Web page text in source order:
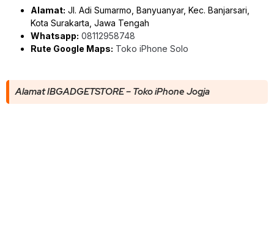
Alamat: Jl. Adi Sumarmo, Banyuanyar, Kec. Banjarsari,
Kota Surakarta, Jawa Tengah
Whatsapp: 08112958748
Rute Google Maps: Toko iPhone Solo
Alamat IBGADGETSTORE – Toko iPhone Jogja